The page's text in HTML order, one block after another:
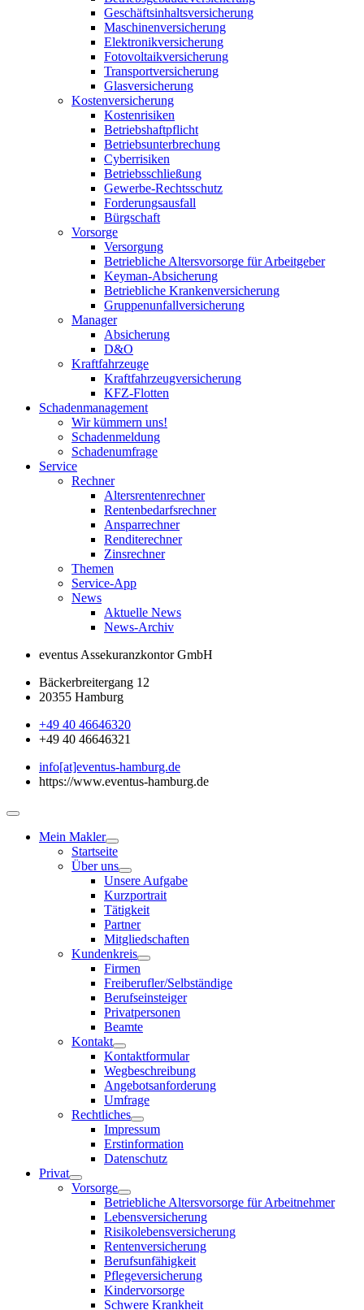
Geschäftsinhaltsversicherung
Maschinenversicherung
Elektronikversicherung
Fotovoltaikversicherung
Transportversicherung
Glasversicherung
Kostenversicherung
Kostenrisiken
Betriebshaftpflicht
Betriebsunterbrechung
Cyberrisiken
Betriebsschließung
Gewerbe-Rechtsschutz
Forderungsausfall
Bürgschaft
Vorsorge
Versorgung
Betriebliche Altersvorsorge für Arbeitgeber
Keyman-Absicherung
Betriebliche Krankenversicherung
Gruppenunfallversicherung
Manager
Absicherung
D&O
Kraftfahrzeuge
Kraftfahrzeugversicherung
KFZ-Flotten
Schadenmanagement
Wir kümmern uns!
Schadenmeldung
Schadenumfrage
Service
Rechner
Altersrentenrechner
Rentenbedarfsrechner
Ansparrechner
Renditerechner
Zinsrechner
Themen
Service-App
News
Aktuelle News
News-Archiv
eventus Assekuranzkontor GmbH
Bäckerbreitergang 12
20355 Hamburg
+49 40 46646320
+49 40 46646321
info[at]eventus-hamburg.de
https://www.eventus-hamburg.de
Mein Makler
Startseite
Über uns
Unsere Aufgabe
Kurzportrait
Tätigkeit
Partner
Mitgliedschaften
Kundenkreis
Firmen
Freiberufler/Selbständige
Berufseinsteiger
Privatpersonen
Beamte
Kontakt
Kontaktformular
Wegbeschreibung
Angebotsanforderung
Umfrage
Rechtliches
Impressum
Erstinformation
Datenschutz
Privat
Vorsorge
Betriebliche Altersvorsorge für Arbeitnehmer
Lebensversicherung
Risikolebensversicherung
Rentenversicherung
Berufsunfähigkeit
Pflegeversicherung
Kindervorsorge
Schwere Krankheit